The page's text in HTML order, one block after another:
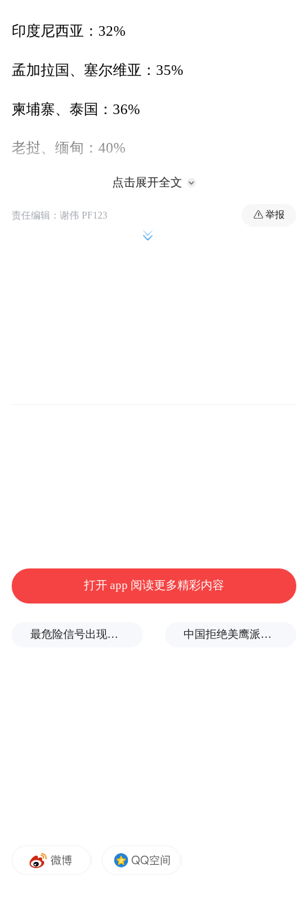
印度尼西亚：32%
孟加拉国、塞尔维亚：35%
柬埔寨、泰国：36%
老挝、缅甸：40%
当地时间7日，特朗普签署行政命令，延长所
谓“对等关税”暂缓期，将实施时间从7月9日
特朗普：请理解
体平台上发布了致日本首相石破茂、韩国总
点击展开全文
责任编辑：谢伟 PF123 举报
打开 app 阅读更多精彩内容
最危险信号出现！全球能源大动脉岌岌可危 中国拒绝美鹰派副防长访华？弦外之音被热议